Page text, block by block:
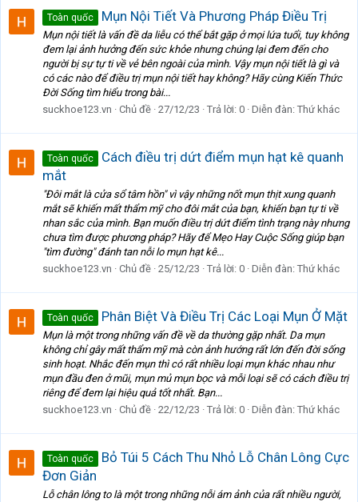
Toàn quốc Mụn Nội Tiết Và Phương Pháp Điều Trị
Mụn nội tiết là vấn đề da liễu có thể bắt gặp ở mọi lứa tuổi, tuy không
đem lại ảnh hưởng đến sức khỏe nhưng chúng lại đem đến cho
người bị sự tự ti về vẻ bên ngoài của mình. Vậy mụn nội tiết là gì và
có các nào để điều trị mụn nội tiết hay không? Hãy cùng Kiến Thức
Đời Sống tìm hiểu trong bài...
suckhoe123.vn
Chủ đề 27/12/23 Trả lời: 0 Diễn đàn: Thứ khác
Toàn quốc
Cách điều trị dứt điểm mụn hạt kê quanh
mắt
"Đôi mắt là cửa sổ tâm hồn" vì vậy những nốt mụn thịt xung quanh
mắt sẽ khiến mất thẩm mỹ cho đôi mắt của bạn, khiến bạn tự ti về
nhan sắc của mình. Bạn muốn điều trị dứt điểm tình trạng này nhưng
chưa tìm được phương pháp? Hãy để Mẹo Hay Cuộc Sống giúp bạn
"tìm đường" đánh tan nỗi lo mụn hạt kê...
suckhoe123.vn
Chủ đề 25/12/23 Trả lời: 0 Diễn đàn: Thứ khác
Toàn quốc Phân Biệt Và Điều Trị Các Loại Mụn Ở Mặt
Mụn là một trong những vấn đề về da thường gặp nhất. Da mụn
không chỉ gây mất thẩm mỹ mà còn ảnh hướng rất lớn đến đời sống
sinh hoạt. Nhắc đến mụn thì có rất nhiều loại mụn khác nhau như
mụn đầu đen ở mũi, mụn mủ mụn bọc và mỗi loại sẽ có cách điều trị
riêng để đem lại hiệu quả tốt nhất. Bạn...
suckhoe123.vn
Chủ đề 22/12/23 Trả lời: 0 Diễn đàn: Thứ khác
Toàn quốc
Bỏ Túi 5 Cách Thu Nhỏ Lỗ Chân Lông Cực
Đơn Giản
Lỗ chân lông to là một trong những nỗi ám ảnh của rất nhiều người,